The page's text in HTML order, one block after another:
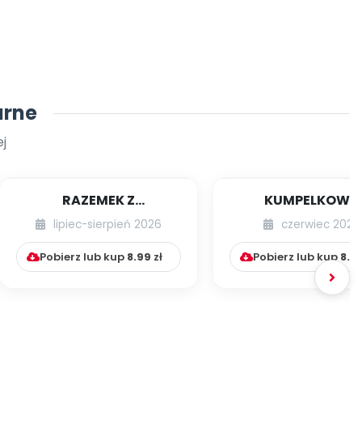
RAZEMEK Z
KUMPELKOWA
lipiec-sierpień 2026
Pobierz lub kup 8.99 zł
KUMPELKOWO
czerwiec 2026
Pobierz lub kup